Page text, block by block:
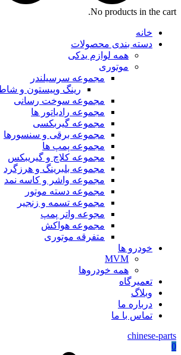
No products in the cart.
خانه
دسته بندی محصولات
همه لوازم یدکی
موتوری
مجموعه سرسیلندر
رینگ وپیستون و
مجموعه سوخت رسانی
مجموعه رادیاتور ها
مجموعه گیربکسی
مجموعه برقی و سنسورها
مجموعه پمپ ها
مجموعه کلاچ و گیریبکس
مجموعه بلبرینگ و هرزگرد
مجموعه واشر و کاسه نمد
مجموعه دسته موتور
مجموعه تسمه و زنجیر
مجوعه واتر پمپ
مجموعه هواکش
متفرقه موتوری
خودرو ها
MVM
همه خودروها
تعمیرگاه
وبلاگ
درباره ما
تماس با ما
chinese-parts
0